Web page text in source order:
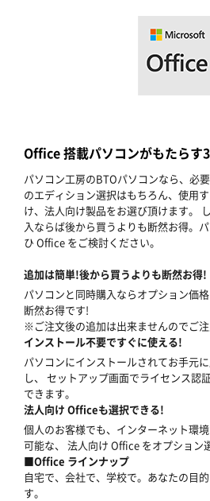
Office 搭載パソコンがもたらす
パソコン工房のBTOパソコンなら、必
のエディション選択はもちろん、使用
け、法人向け製品をお選び頂けます。
入ならば後から買うよりも断然お得。
ひ Office をご検討ください。
追加は簡単!後から買うよりも断然お得!
パソコンと同時購入ならオプション価
断然お得です!
※ご注文後の追加は出来ませんのでご注
インストール不要ですぐに使える!
パソコンにインストールされてお手元
し、 セットアップ画面でライセンス認
できます。
法人向け Officeも選択できる!
個人のお客様でも、インターネット環
可能な、 法人向け Office をオプション
■Office ラインナップ
自宅で、会社で、学校で。あなたの目
す。